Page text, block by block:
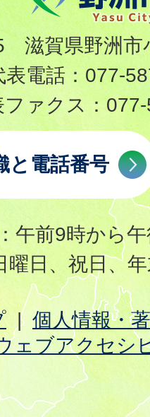
滋賀県野洲市
表電話： 077-
ファクス：
と電話番号
午前9時から
曜日、祝日、
個人情報・
ェブアクセシ